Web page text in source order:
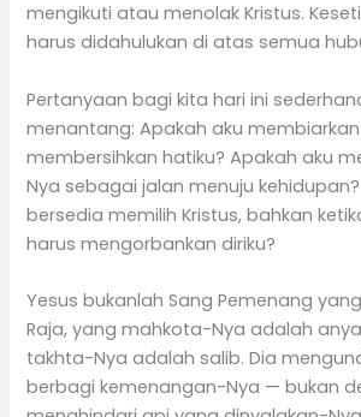
mengikuti atau menolak Kristus.
harus didahulukan di atas semua
Pertanyaan bagi kita hari ini
menantang: Apakah aku membiarkan
membersihkan hatiku? Apakah aku
Nya sebagai jalan menuju
bersedia memilih Kristus, bahkan
harus mengorbankan diriku?
Yesus bukanlah Sang Pemenang
Raja, yang mahkota-Nya adalah
takhta-Nya adalah salib. Dia
berbagi kemenangan-Nya — bukan